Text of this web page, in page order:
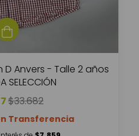
Anvers - Talle 2 años
SELECCIÓN
$33.682